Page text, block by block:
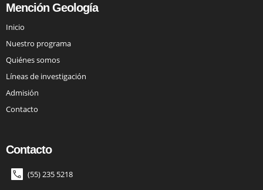
Mención Geología
Inicio
Nuestro programa
Quiénes somos
Líneas de investigación
Admisión
Contacto
Contacto
(55) 235 5218